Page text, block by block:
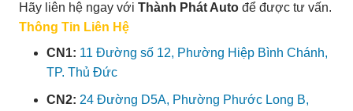
Hãy liên hệ ngay với Thành Phát Auto để được tư vấn.
Thông Tin Liên Hệ
CN1: 11 Đường số 12, Phường Hiệp Bình Chánh,
TP. Thủ Đức
CN2: 24 Đường D5A, Phường Phước Long B,